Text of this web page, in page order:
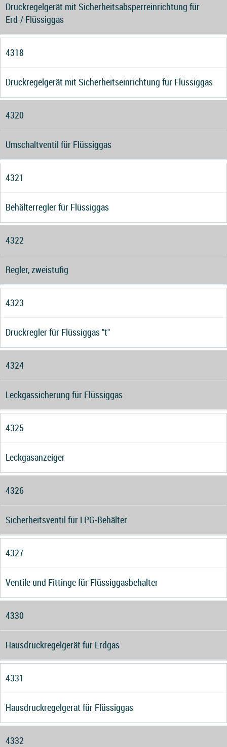
Druckregelgerät mit Sicherheitsabsperreinrichtung für
Erd-/ Flüssiggas
4318
Druckregelgerät mit Sicherheitseinrichtung für Flüssiggas
4320
Umschaltventil für Flüssiggas
4321
Behälterregler für Flüssiggas
4322
Regler, zweistufig
4323
Druckregler für Flüssiggas "t"
4324
Leckgassicherung für Flüssiggas
4325
Leckgasanzeiger
4326
Sicherheitsventil für LPG-Behälter
4327
Ventile und Fittinge für Flüssiggasbehälter
4330
Hausdruckregelgerät für Erdgas
4331
Hausdruckregelgerät für Flüssiggas
4332